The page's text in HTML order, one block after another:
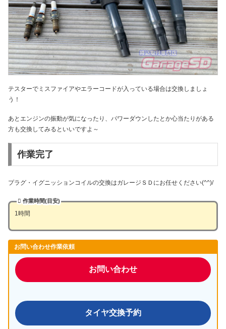
テスターでミスファイアやエラーコードが入っている場合は交換しましょ
う！
あとエンジンの振動が気になったり、パワーダウンしたとか心当たりがある
方も交換してみるといいですよ～
作業完了
プラグ・イグニッションコイルの交換はガレージＳＤにお任せください(^^)/
作業時間(目安)
1時間
お問い合わせ作業依頼
お問い合わせ
タイヤ交換予約